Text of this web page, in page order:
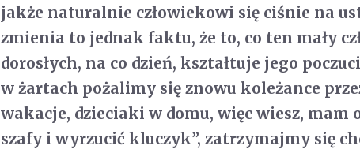
jakże naturalnie człowiekowi się ciśnie na
zmienia to jednak faktu, że to, co ten mały
dorosłych, na co dzień, kształtuje jego
w żartach pożalimy się znowu koleżance
wakacje, dzieciaki w domu, więc wiesz, mam
szafy i wyrzucić kluczyk”, zatrzymajmy się